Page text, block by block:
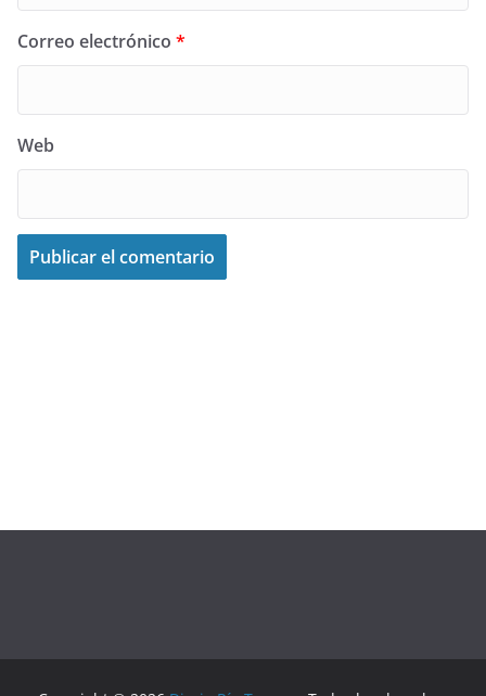
Correo electrónico *
Web